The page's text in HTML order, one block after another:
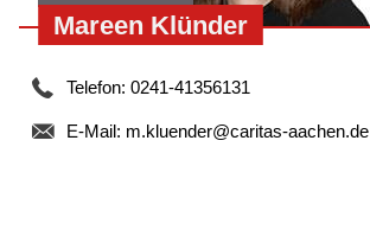
Mareen Klünder
Telefon: 0241-41356131
E-Mail: m.kluender@caritas-aachen.de